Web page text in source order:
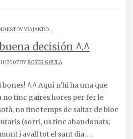
ESTOY VIAJANDO...
decisión ^.^
2007 BYROSER GOULA
no tinc gaires hores per fer le
no tinc temps de saltar de bloc
(sorri, us tinc abandonats;
i avall tot el sant dia….